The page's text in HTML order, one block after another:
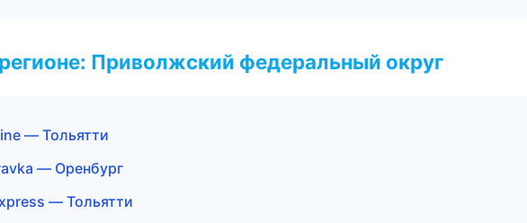
Приволжский федеральный округ
— Тольятти
— Оренбург
— Тольятти